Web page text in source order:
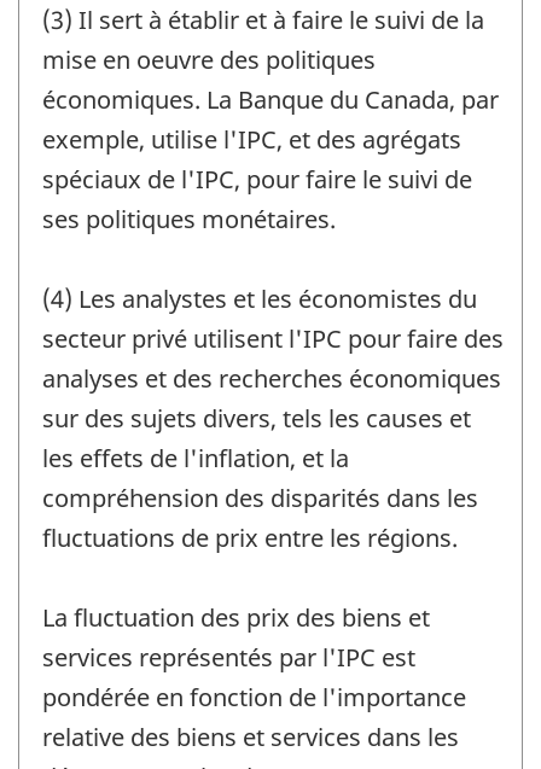
(3) Il sert à établir et à faire le suivi de la
mise en oeuvre des politiques
économiques. La Banque du Canada, par
exemple, utilise l'IPC, et des agrégats
spéciaux de l'IPC, pour faire le suivi de
ses politiques monétaires.
(4) Les analystes et les économistes du
secteur privé utilisent l'IPC pour faire des
analyses et des recherches économiques
sur des sujets divers, tels les causes et
les effets de l'inflation, et la
compréhension des disparités dans les
fluctuations de prix entre les régions.
La fluctuation des prix des biens et
services représentés par l'IPC est
pondérée en fonction de l'importance
relative des biens et services dans les